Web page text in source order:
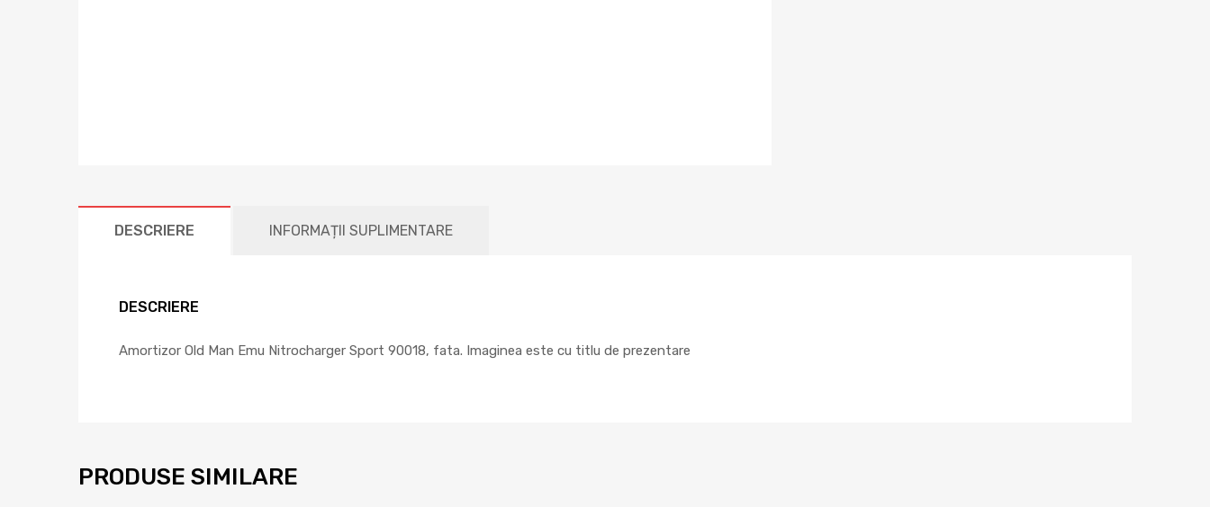
DESCRIERE INFORMAȚII SUPLIMENTARE
DESCRIERE
Amortizor Old Man Emu Nitrocharger Sport 90018, fata. Imaginea este cu titlu de prezentare
PRODUSE SIMILARE